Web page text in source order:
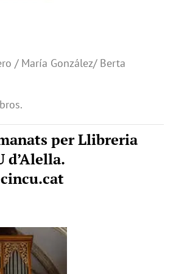
/ María González/ Berta
per Llibreria
d’Alella.